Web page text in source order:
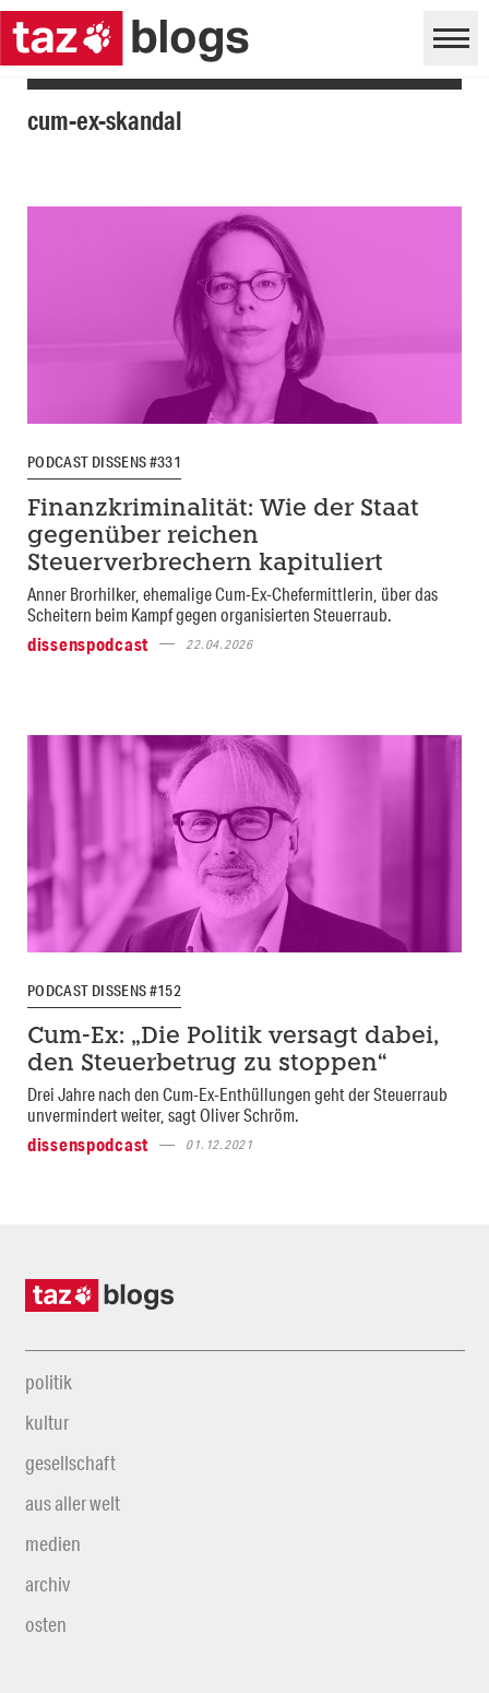
cum-ex-skandal
PODCAST DISSENS #331
Finanzkriminalität: Wie der Staat
gegenüber reichen
Steuerverbrechern kapituliert
Anner Brorhilker, ehemalige Cum-Ex-Chefermittlerin, über das
Scheitern beim Kampf gegen organisierten Steuerraub.
dissenspodcast
22.04.2026
PODCAST DISSENS #152
Cum-Ex: „Die Politik versagt dabei,
den Steuerbetrug zu stoppen“
Drei Jahre nach den Cum-Ex-Enthüllungen geht der Steuerraub
unvermindert weiter, sagt Oliver Schröm.
dissenspodcast
01.12.2021
politik
kultur
gesellschaft
aus aller welt
medien
archiv
osten